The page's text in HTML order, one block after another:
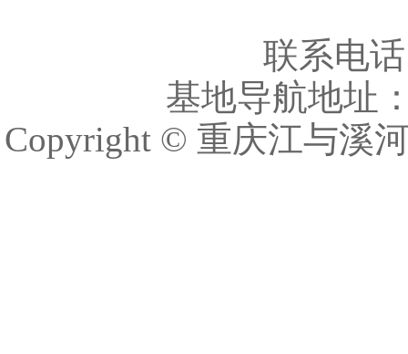
联系电
基地导航地址
Copyright © 重庆江与溪